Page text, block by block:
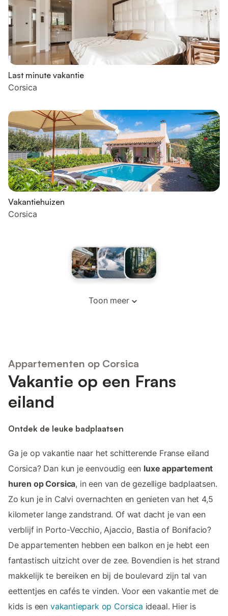
Last minute vakantie
Corsica
Vakantiehuizen
Corsica
Toon meer
Appartementen op Corsica
Vakantie op een Frans
eiland
Ontdek de leuke badplaatsen
Ga je op vakantie naar het schitterende Franse eiland
Corsica? Dan kun je eenvoudig een luxe appartement
huren op Corsica, in een van de gezellige badplaatsen.
Zo kun je in Calvi overnachten en genieten van het 4,5
kilometer lange zandstrand. Of wat dacht je van een
verblijf in Porto-Vecchio, Ajaccio, Bastia of Bonifacio?
De appartementen hebben een balkon en je hebt een
fantastisch uitzicht over de zee. Bovendien is het strand
makkelijk te bereiken en bij de boulevard zijn tal van
eettentjes en cafés te vinden. Voor een vakantie met de
kids is een vakantiepark op Corsica ideaal. Hier is